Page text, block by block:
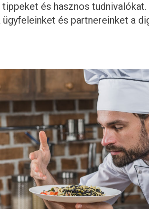
tippeket és hasznos
ügyfeleinket és partnereinket a